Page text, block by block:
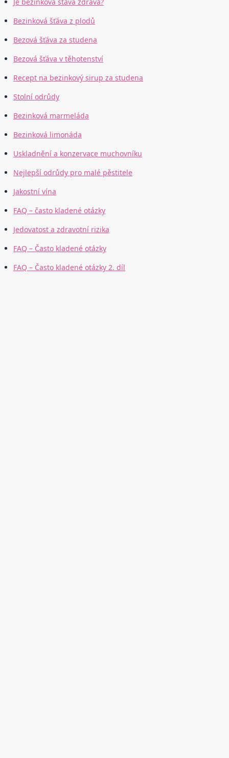
Je bezinková šťáva zdravá?
Bezinková šťáva z plodů
Bezová šťáva za studena
Bezová šťáva v těhotenství
Recept na bezinkový sirup za studena
Stolní odrůdy
Bezinková marmeláda
Bezinková limonáda
Uskladnění a konzervace muchovníku
Nejlepší odrůdy pro malé pěstitele
Jakostní vína
FAQ – často kladené otázky
Jedovatost a zdravotní rizika
FAQ – Často kladené otázky
FAQ – Často kladené otázky 2. díl